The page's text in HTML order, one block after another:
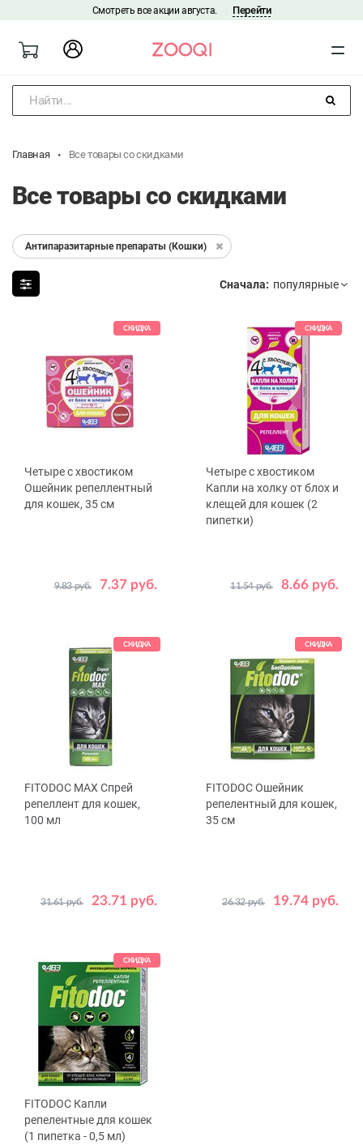
Смотреть все акции августа. Перейти
Найти...
Главная Все товары со скидками
Все товары со скидками
Антипаразитарные препараты (Кошки)
Сначала:
СКИДКА
Четыре с хвостиком
Ошейник репеллентный
для кошек, 35 см
7.37 руб.
9.83 руб.
Красный
Синий
Коричневый
СКИДКА
Четыре с хвостиком
Капли на холку от блох и
клещей для кошек (2
пипетки)
8.66 руб.
11.54 руб.
СКИДКА
FITODOC MAX Спрей
репеллент для кошек,
100 мл
23.71 руб.
31.61 руб.
СКИДКА
FITODOC Ошейник
репелентный для кошек,
35 см
19.74 руб.
26.32 руб.
СКИДКА
FITODOC Капли
репелентные для кошек
(1 пипетка - 0,5 мл)